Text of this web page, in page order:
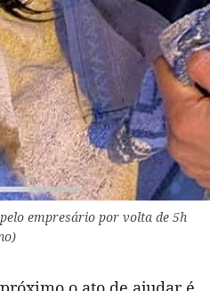
empresário por volta de 5h